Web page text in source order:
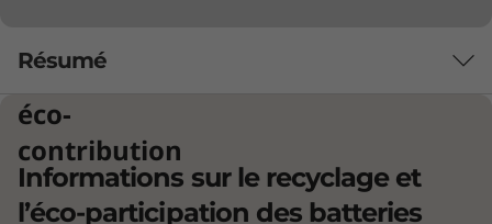
Résumé
Équipé du dernier processeur Intel® Evo™
éco-
contribution
Informations sur le recyclage et
l’éco-participation des batteries